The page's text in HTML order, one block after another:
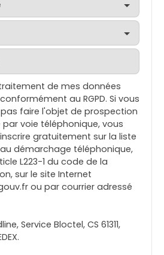
de mes données
au RGPD. Si vous
faire l'objet de prospection
voie téléphonique, vous
gratuitement sur la liste
démarchage téléphonique,
L223-1 du code de la
sur le site Internet
ou par courrier adressé
Service Bloctel, CS 61311,